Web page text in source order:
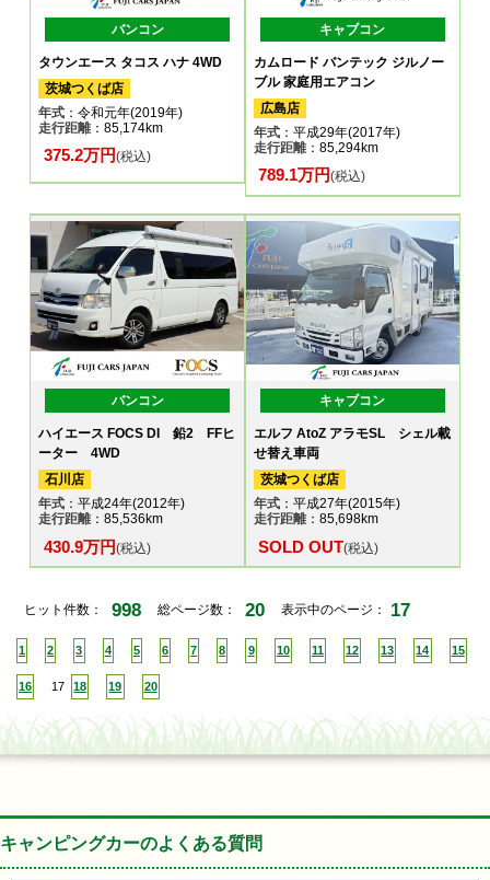
バンコン
タウンエース タコス ハナ 4WD
茨城つくば店
年式 ：令和元年(2019年)
走行距離：85,174km
375.2万円(税込)
キャブコン
カムロード バンテック ジルノー
ブル 家庭用エアコン
広島店
年式：平成29年(2017年)
走行距離：85,294km
789.1万円(税込)
バンコン
ハイエース FOCS DI 鉛2 FFヒ
ーター 4WD
石川店
年式 ：平成24年(2012年)
走行距離：85,536km
430.9万円(税込)
キャブコン
エルフ AtoZ アラモSL シェル載
せ替え車両
茨城つくば店
年式：平成27年(2015年)
走行距離：85,698km
SOLD OUT(税込)
ヒット件数： 998 総ページ数： 20 表示中のページ： 17
1 2 3 4 5 6 7 8 9 10 11 12 13 14 15
16 17 18 19 20
キャンピングカーのよくある質問